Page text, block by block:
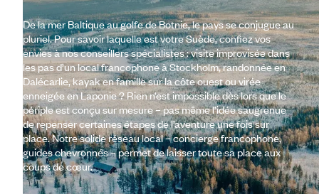
De la mer Baltique au golfe de Botnie, le pays se conjugue au
pluriel. Pour savoir laquelle est votre Suède, confiez vos
envies à nos conseillers spécialistes : visite improvisée dans
les pas d’un local francophone à Stockholm, randonnée en
Dalécarlie, kayak en famille sur la côte ouest ou virée
enneigée en Laponie ? Rien n’est impossible dès lors que le
périple est conçu sur mesure – pas même l’idée saugrenue
de repenser certaines étapes de l’aventure une fois sur
place. Notre solide réseau local – concierge francophone,
guides chevronnés – permet de laisser toute sa place aux
coups de cœur.